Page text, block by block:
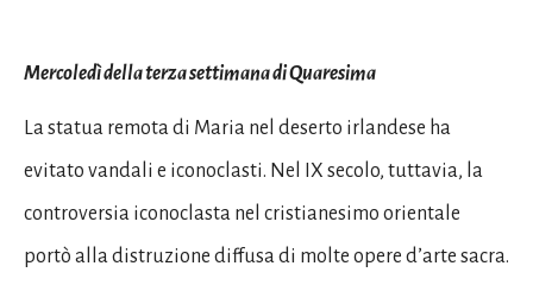
Mercoledì della terza settimana di Quaresima
La statua remota di Maria nel deserto irlandese ha
evitato vandali e iconoclasti. Nel IX secolo, tuttavia, la
controversia iconoclasta nel cristianesimo orientale
portò alla distruzione diffusa di molte opere d’arte sacra.